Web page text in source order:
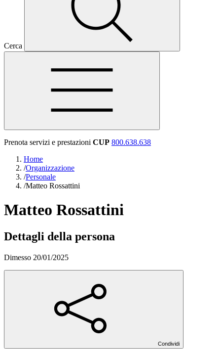
Cerca
Prenota servizi e prestazioni CUP 800.638.638
Home
/Organizzazione
/Personale
/Matteo Rossattini
Matteo Rossattini
Dettagli della persona
Dimesso 20/01/2025
Condividi